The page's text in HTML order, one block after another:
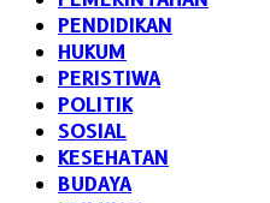
PENDIDIKAN
HUKUM
PERISTIWA
POLITIK
SOSIAL
KESEHATAN
BUDAYA